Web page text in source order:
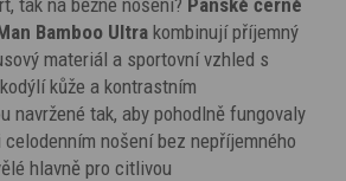
Bamboo Ultra kombinují příjemný
materiál a sportovní vzhled s
kůže a kontrastním
navržené tak, aby pohodlně fungovaly
nošení bez nepříjemného
hlavně pro citlivou